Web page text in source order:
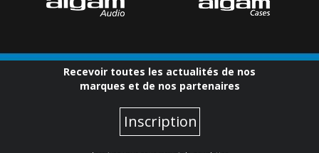
Recevoir toutes les actualités de nos
marques et de nos partenaires
Inscription